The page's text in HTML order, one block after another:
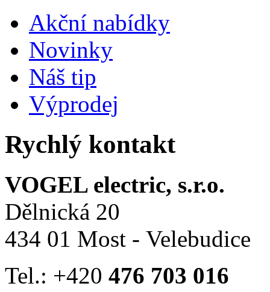
Akční nabídky
Novinky
Náš tip
Výprodej
Rychlý kontakt
VOGEL electric, s.r.o.
Dělnická 20
434 01 Most - Velebudice
Tel.: +420 476 703 016